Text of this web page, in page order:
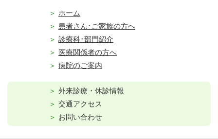
ホーム
患者さん･ご家族の方へ
診療科･部門紹介
医療関係者の方へ
病院のご案内
外来診療・休診情報
交通アクセス
お問い合わせ